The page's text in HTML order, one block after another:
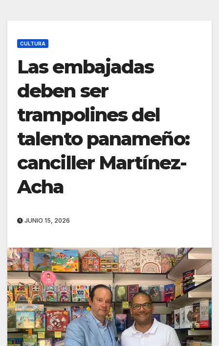
CULTURA
Las embajadas
deben ser
trampolines del
talento panameño:
canciller Martínez-
Acha
JUNIO 15, 2026